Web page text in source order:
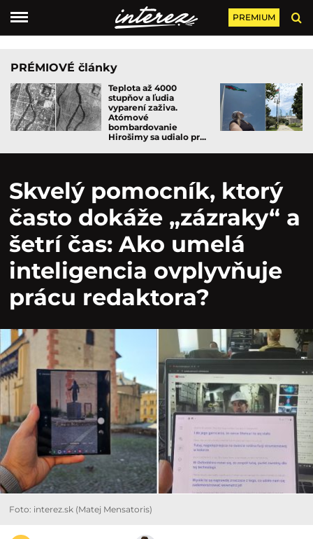
PREMIUM
PRÉMIOVÉ články
Teplota až 4000
stupňov a ľudia
vyparení zaživa.
Atómové
bombardovanie
Hirošimy sa udialo pr...
Skvelý pomocník, ktorý
často dokáže „zázraky“ a
šetrí čas: Ako umelá
inteligencia ovplyvňuje
prácu redaktora?
Foto: interez.sk (Matej Mensatoris)